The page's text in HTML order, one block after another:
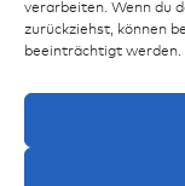
verarbeiten. Wenn du
zurückziehst, können
beeinträchtigt werden.
Publikationen
Referenzen
Impressum
FAQ